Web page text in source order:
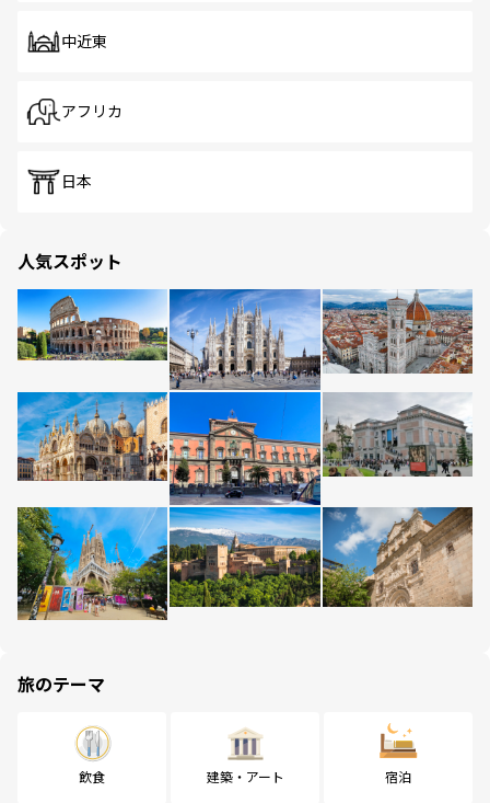
中近東
アフリカ
日本
人気スポット
旅のテーマ
飲食 建築・アート 宿泊